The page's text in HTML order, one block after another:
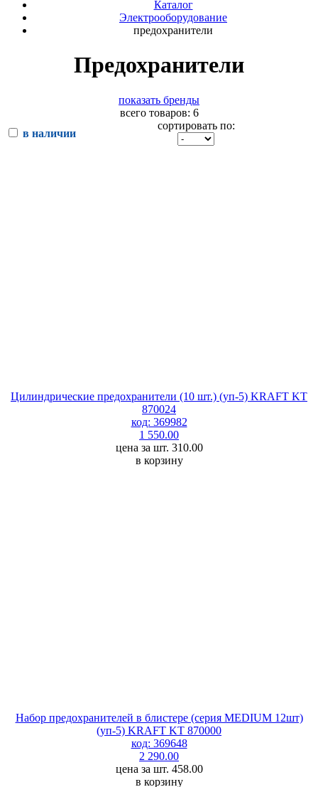
Каталог
Электрооборудование
предохранители
Предохранители
показать бренды
всего товаров: 6
в наличии
сортировать по:
Цилиндрические предохранители (10 шт.) (уп-5) KRAFT KT
870024
код: 369982
1 550.00
цена за шт. 310.00
в корзину
Набор предохранителей в блистере (серия MEDIUM 12шт)
(уп-5) KRAFT KT 870000
код: 369648
2 290.00
цена за шт. 458.00
в корзину